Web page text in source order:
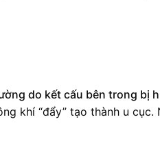
do kết cấu bên trong bị
khí “đẩy” tạo thành u cục.